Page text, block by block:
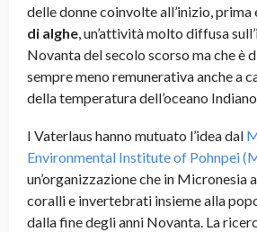
delle donne coinvolte all’inizio, prima
di alghe, un’attività molto diffusa
Novanta del secolo scorso ma che è
sempre meno remunerativa anche a
della temperatura dell’oceano
I Vaterlaus hanno mutuato l’idea dal
Environmental Institute of Pohnpei
un’organizzazione che in Micronesia
coralli e invertebrati insieme alla
dalla fine degli anni Novanta. La